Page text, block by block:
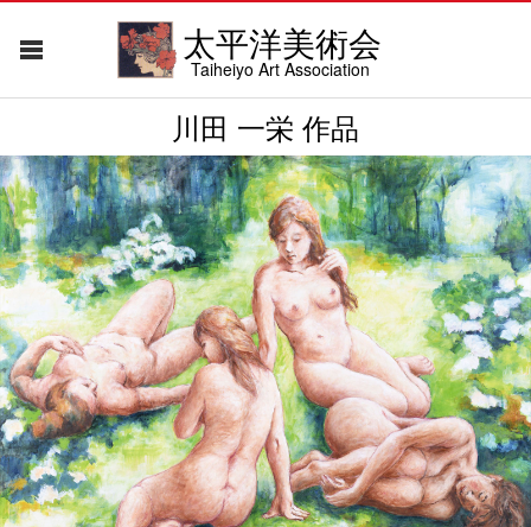
太平洋美術会
Taiheiyo Art Association
川田 一栄 作品